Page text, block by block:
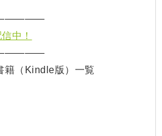
中！
籍（Kindle版）一覧